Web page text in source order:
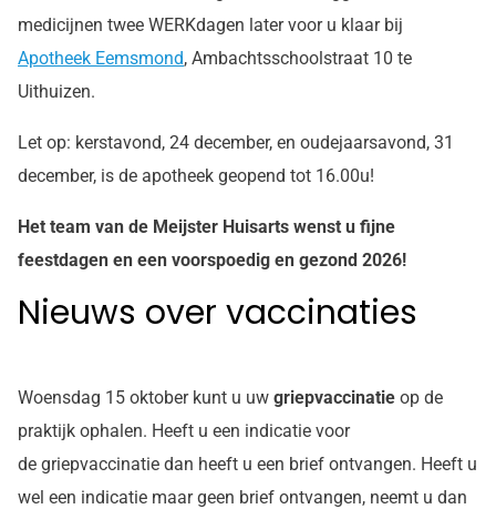
medicijnen twee WERKdagen later voor u klaar bij
Apotheek Eemsmond, Ambachtsschoolstraat 10 te
Uithuizen.
Let op: kerstavond, 24 december, en oudejaarsavond, 31
december, is de apotheek geopend tot 16.00u!
Het team van de Meijster Huisarts wenst u fijne
feestdagen en een voorspoedig en gezond 2026!
Nieuws over vaccinaties
Woensdag 15 oktober kunt u uw griepvaccinatie op de
praktijk ophalen. Heeft u een indicatie voor
de griepvaccinatie dan heeft u een brief ontvangen. Heeft u
wel een indicatie maar geen brief ontvangen, neemt u dan